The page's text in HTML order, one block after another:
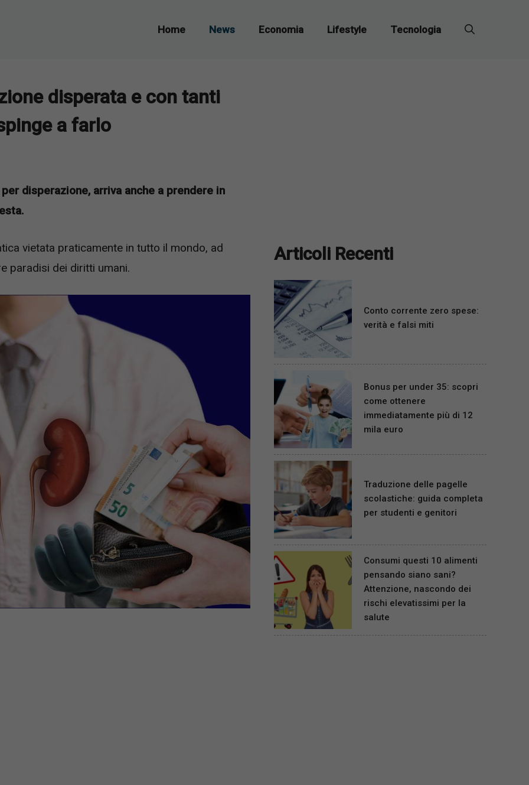
Home News Economia Lifestyle Tecnologia
disperata e con tanti
a farlo
disperazione, arriva anche a prendere in
vietata praticamente in tutto il mondo, ad
paradisi dei diritti umani.
Articoli Recenti
Conto corrente zero spese:
verità e falsi miti
Bonus per under 35: scopri
come ottenere
immediatamente più di 12
mila euro
Traduzione delle pagelle
scolastiche: guida completa
per studenti e genitori
Consumi questi 10 alimenti
pensando siano sani?
Attenzione, nascondo dei
rischi elevatissimi per la
salute